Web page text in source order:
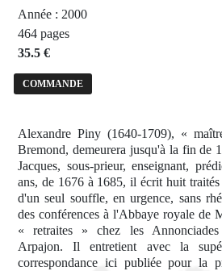
Année : 2000
464 pages
35.5 €
COMMANDE
Alexandre Piny (1640-1709), «
Bremond, demeurera jusqu'à la fin de
Jacques, sous-prieur, enseignant,
ans, de 1676 à 1685, il écrit huit
d'un seul souffle, en urgence, sans
des conférences à l'Abbaye royale de
« retraites » chez les
Arpajon. Il entretient avec la
correspondance ici publiée pour la